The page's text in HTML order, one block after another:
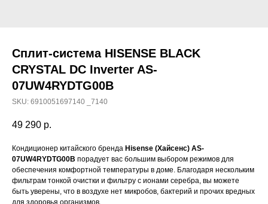
Сплит-система HISENSE BLACK
CRYSTAL DC Inverter AS-
07UW4RYDTG00B
SKU: 6910051697140 _7140
49 290 р.
Кондиционер китайского бренда Hisense (Хайсенс) AS-
07UW4RYDTG00B порадует вас большим выбором режимов для
обеспечения комфортной температуры в доме. Благодаря нескольким
фильтрам тонкой очистки и фильтру с ионами серебра, вы можете
быть уверены, что в воздухе нет микробов, бактерий и прочих вредных